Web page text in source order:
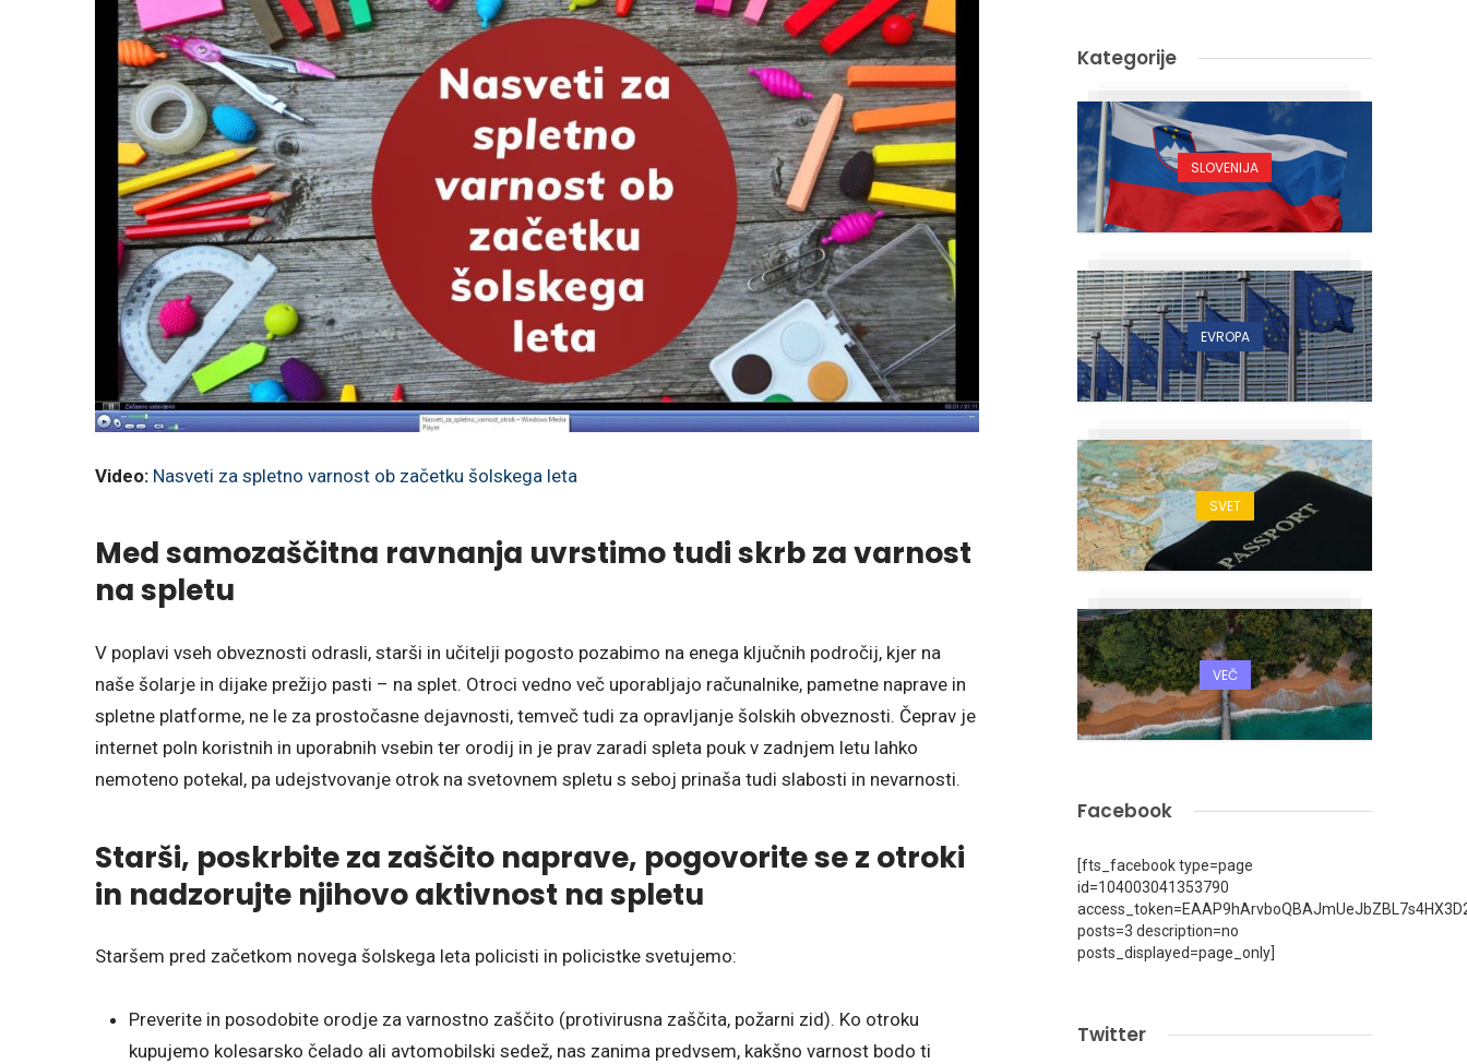
Video: Nasveti za spletno varnost ob začetku šolskega leta
Med samozaščitna ravnanja uvrstimo tudi skrb za varnost
na spletu
V poplavi vseh obveznosti odrasli, starši in učitelji pogosto pozabimo na enega ključnih področij, kjer na
naše šolarje in dijake prežijo pasti – na splet. Otroci vedno več uporabljajo računalnike, pametne naprave in
spletne platforme, ne le za prostočasne dejavnosti, temveč tudi za opravljanje šolskih obveznosti. Čeprav je
internet poln koristnih in uporabnih vsebin ter orodij in je prav zaradi spleta pouk v zadnjem letu lahko
nemoteno potekal, pa udejstvovanje otrok na svetovnem spletu s seboj prinaša tudi slabosti in nevarnosti.
Starši, poskrbite za zaščito naprave, pogovorite se z otroki
in nadzorujte njihovo aktivnost na spletu
Staršem pred začetkom novega šolskega leta policisti in policistke svetujemo:
Preverite in posodobite orodje za varnostno zaščito (protivirusna zaščita, požarni zid). Ko otroku
kupujemo kolesarsko čelado ali avtomobilski sedež, nas zanima predvsem, kakšno varnost bodo ti
Kategorije
SLOVENIJA
EVROPA
SVET
VEČ
Facebook
[fts_facebook type=page
id=104003041353790
posts=3 description=no
posts_displayed=page_only]
Twitter